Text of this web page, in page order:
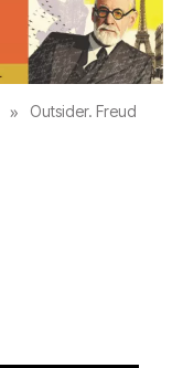
» Outsider. Freud